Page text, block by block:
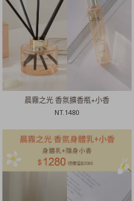
晨霧之光 香氛擴香瓶+小香
NT.1480